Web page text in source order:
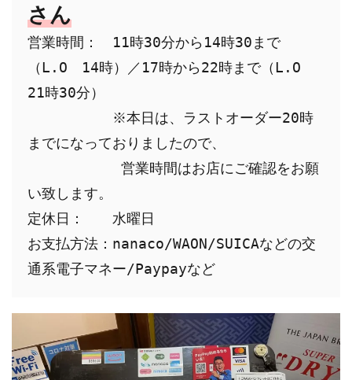
さん
営業時間：　11時30分から14時30まで
（L.O　14時）／17時から22時まで（L.O
21時30分）
※本日は、ラストオーダー20時
までになっておりましたので、
営業時間はお店にご確認をお願
い致します。
定休日：　　水曜日
お支払方法：nanaco/WAON/SUICAなどの交
通系電子マネー/Paypayなど